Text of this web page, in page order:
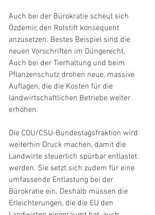
Auch bei der Bürokratie scheut sich
Özdemir, den Rotstift konsequent
anzusetzen. Bestes Beispiel sind die
neuen Vorschriften im Düngerecht.
Auch bei der Tierhaltung und beim
Pflanzenschutz drohen neue, massive
Auflagen, die die Kosten für die
landwirtschaftlichen Betriebe weiter
erhöhen.
Die CDU/CSU-Bundestagsfraktion wird
weiterhin Druck machen, damit die
Landwirte steuerlich spürbar entlastet
werden. Sie setzt sich zudem für eine
umfassende Entlastung bei der
Bürokratie ein. Deshalb müssen die
Erleichterungen, die die EU den